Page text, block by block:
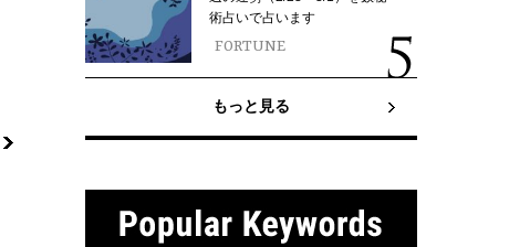
術占いで占います
FORTUNE
もっと見る